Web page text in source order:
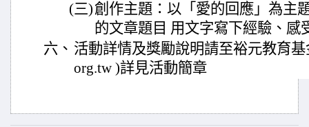
(三)創作主題：以「愛的回應」為主
的文章題目 用文字寫下經驗、感
六、 活動詳情及獎勵說明請至裕元教育基
org.tw )詳見活動簡章